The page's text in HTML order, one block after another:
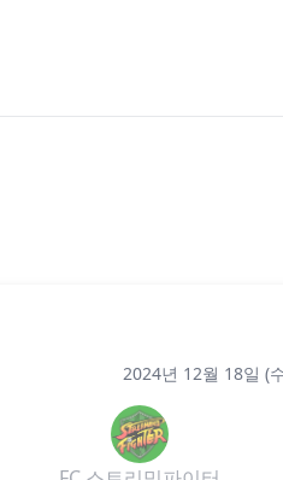
2024년 12월 18일 (